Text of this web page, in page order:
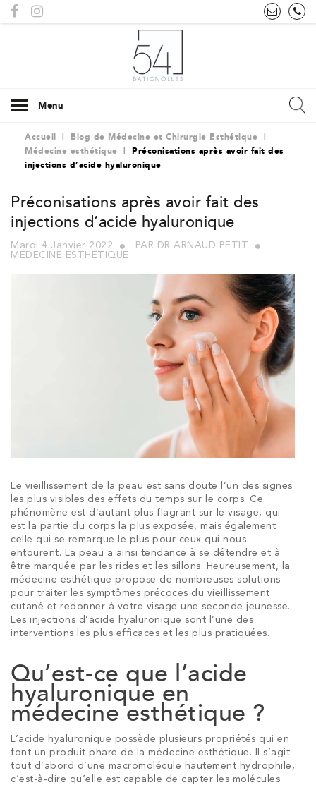
Menu
Accueil Blog de Médecine et Chirurgie Esthétique
Médecine esthétique
Préconisations après avoir fait des
injections d’acide hyaluronique
Préconisations après avoir fait des
injections d’acide hyaluronique
Mardi 4 Janvier 2022
PAR DR ARNAUD PETIT
MÉDECINE ESTHÉTIQUE
Le vieillissement de la peau est sans doute l’un des signes
les plus visibles des effets du temps sur le corps. Ce
phénomène est d’autant plus flagrant sur le visage, qui
est la partie du corps la plus exposée, mais également
celle qui se remarque le plus pour ceux qui nous
entourent. La peau a ainsi tendance à se détendre et à
être marquée par les rides et les sillons. Heureusement, la
médecine esthétique propose de nombreuses solutions
pour traiter les symptômes précoces du vieillissement
cutané et redonner à votre visage une seconde jeunesse.
Les injections d’acide hyaluronique sont l’une des
interventions les plus efficaces et les plus pratiquées.
Qu’est-ce que l’acide
hyaluronique en
médecine esthétique ?
L’acide hyaluronique possède plusieurs propriétés qui en
font un produit phare de la médecine esthétique. Il s’agit
tout d’abord d’une macromolécule hautement hydrophile,
c’est-à-dire qu’elle est capable de capter les molécules